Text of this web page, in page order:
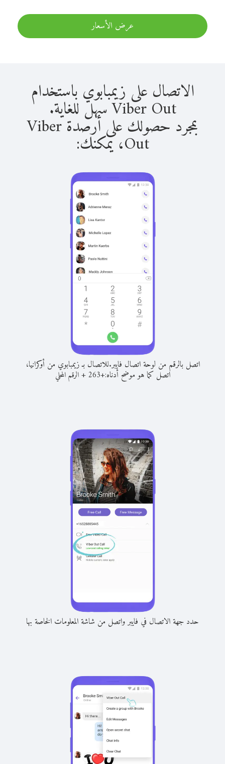
عرض الأسعار
الاتصال على زيمبابوي باستخدام
Viber Out سهل للغاية.
بمجرد حصولك على أرصدة Viber
Out، يمكنك:
اتصل بالرقم من لوحة اتصال فايبر.للاتصال بـ زيمبابوي من أوكرانيا،
اتصل كما هو موضح أدناه:+
263
+الرقم المحلي
حدد جهة الاتصال في فايبر واتصل من شاشة المعلومات الخاصة بها